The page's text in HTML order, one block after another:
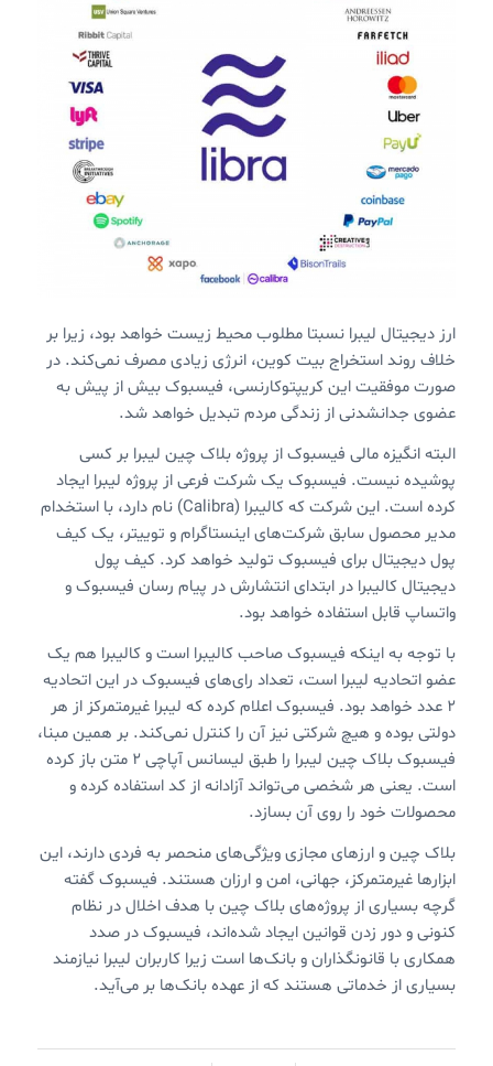
ارز دیجیتال لیبرا نسبتا مطلوب محیط زیست خواهد بود، زیرا بر
خلاف روند استخراج بیت کوین، انرژی زیادی مصرف نمی‌کند. در
صورت موفقیت این کریپتوکارنسی، فیسبوک بیش از پیش به
عضوی جدانشدنی از زندگی مردم تبدیل خواهد شد.
البته انگیزه مالی فیسبوک از پروژه بلاک چین لیبرا بر کسی
پوشیده نیست. فیسبوک یک شرکت فرعی از پروژه لیبرا ایجاد
کرده است. این شرکت که کالیبرا (Calibra)‌ نام دارد، با استخدام
مدیر محصول سابق شرکت‌های اینستاگرام و توییتر، یک کیف
پول دیجیتال برای فیسبوک تولید خواهد کرد. کیف پول
دیجیتال کالیبرا در ابتدای انتشارش در پیام رسان فیسبوک و
واتساپ قابل استفاده خواهد بود.
با توجه به اینکه فیسبوک صاحب کالیبرا است و کالیبرا هم یک
عضو اتحادیه لیبرا است، تعداد رای‌های فیسبوک در این اتحادیه
۲ عدد خواهد بود. فیسبوک اعلام کرده که لیبرا غیرمتمرکز از هر
دولتی بوده و هیچ شرکتی نیز آن را کنترل نمی‌کند. بر همین مبنا،
فیسبوک بلاک چین لیبرا را طبق لیسانس آپاچی ۲ متن باز کرده
است. یعنی هر شخصی می‌تواند آزادانه از کد استفاده کرده و
محصولات خود را روی آن بسازد.
بلاک چین و ارزهای مجازی ویژگی‌های منحصر به فردی دارند، این
ابزارها غیرمتمرکز، جهانی، امن و ارزان هستند. فیسبوک گفته
گرچه بسیاری از پروژه‌های بلاک چین با هدف اخلال در نظام
کنونی و دور زدن قوانین ایجاد شده‌اند، فیسبوک در صدد
همکاری با قانونگذاران و بانک‌ها است زیرا کاربران لیبرا نیازمند
بسیاری از خدماتی هستند که از عهده بانک‌ها بر می‌آید.